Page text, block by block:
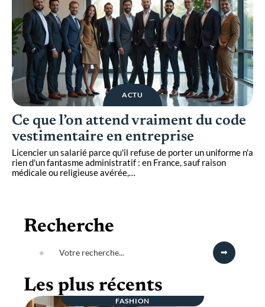
ACTU
Ce que l’on attend vraiment du code
vestimentaire en entreprise
Licencier un salarié parce qu'il refuse de porter un uniforme n'a
rien d'un fantasme administratif : en France, sauf raison
médicale ou religieuse avérée,
Recherche
Les plus récents
FASHION